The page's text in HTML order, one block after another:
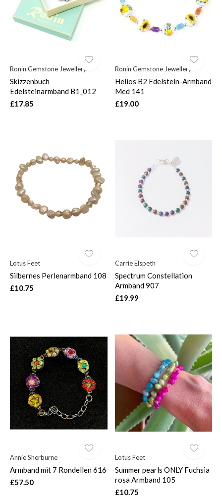
Ronin Gemstone Jewellery
Skizzenbuch
Edelsteinarmband B1_012
£17.85
Ronin Gemstone Jewellery
Helios B2 Edelstein-Armband
Med 141
£19.00
Lotus Feet
Silbernes Perlenarmband 108
£10.75
Carrie Elspeth
Spectrum Constellation
Armband 907
£19.99
Annie Sherburne
Armband mit 7 Rondellen 616
£57.50
Lotus Feet
Summer pearls ONLY Fuchsia
rosa Armband 105
£10.75